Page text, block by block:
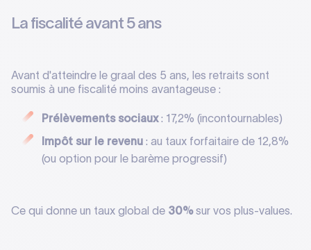
La fiscalité avant 5 ans
Avant d'atteindre le graal des 5 ans, les retraits sont
soumis à une fiscalité moins avantageuse :
Prélèvements sociaux: 17,2% (incontournables)
Impôt sur le revenu : au taux forfaitaire de 12,8%
(ou option pour le barème progressif)
Ce qui donne un taux global de 30%sur vos plus-values.